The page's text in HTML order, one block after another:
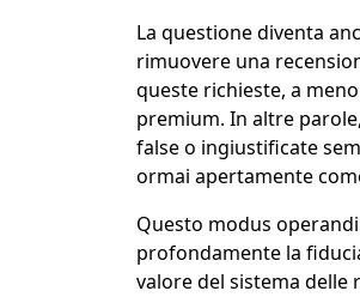
La questione diventa
rimuovere una
queste richieste, a
premium. In altre
false o ingiustificate
ormai apertamente
Questo modus
profondamente la
valore del sistema delle